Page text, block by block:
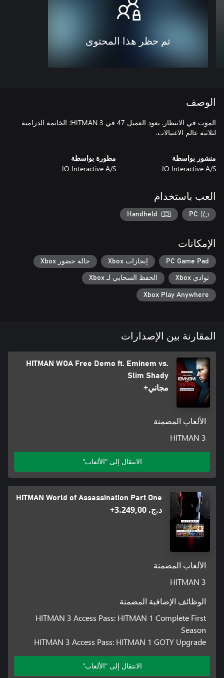
تم حظر هذا المحتوى
الوصف
الموت في الانتظار. يعود العميل 47 في HITMAN 3؛ الخاتمة الدرامية
لثلاثية عالم الاغتيالات.
منشور بواسطة
IO Interactive A/S
مطورة بواسطة
IO Interactive A/S
العب باستخدام
PC
Handheld
الإمكانات
PC Game Pad إنجازات Xbox حالة حضور Xbox
نوادي Xbox الحفظ السحابي لـ Xbox
Xbox Play Anywhere
المقارنة بين الإصدارات
HITMAN WOA Free Demo ft. Eminem vs.
Slim Shady
مجاني+
الألعاب المضمنة
HITMAN 3
الانتقال إلى "الألعاب"
HITMAN World of Assassination Part One
د.ج.‏ 3.249,00+
الألعاب المضمنة
HITMAN 3
الوظائف الإضافية المضمنة
HITMAN 3 Access Pass: HITMAN 1 Complete First
Season
HITMAN 3 Access Pass: HITMAN 1 GOTY Upgrade
الانتقال إلى "الألعاب"